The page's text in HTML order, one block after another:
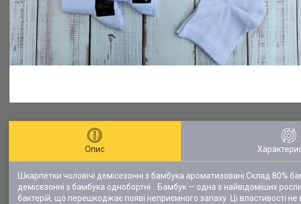
Опис
Шкарпетки чоловічі демісезонні з бамбука ароматизовані.Склад 80%
демісезонні з бамбука однобортні . Бамбук — одна з найвідоміших
бактерій, що перешкоджає появі неприємного запаху. Ці властивості